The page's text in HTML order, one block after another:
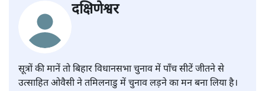
दक्षिणेश्वर
सूत्रों की मानें तो बिहार विधानसभा चुनाव में पाँच सीटें जीतने से
उत्साहित ओवैसी ने तमिलनाडु में चुनाव लड़ने का मन बना लिया है।